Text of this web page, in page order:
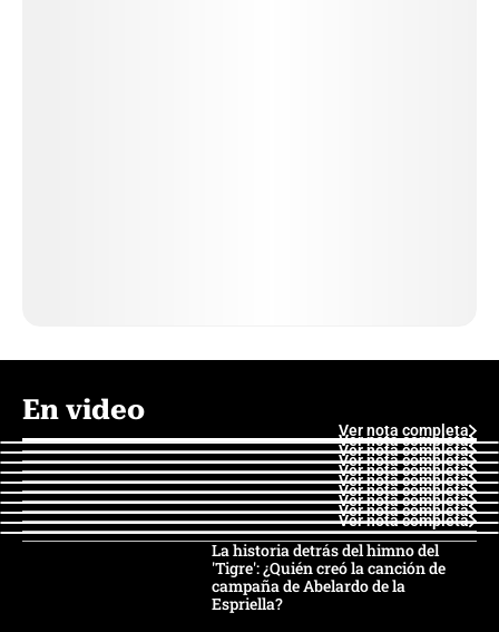
En video
Ver nota completa
Ver nota completa
Ver nota completa
Ver nota completa
Ver nota completa
Ver nota completa
Ver nota completa
Ver nota completa
Ver nota completa
Ver nota completa
La historia detrás del himno del
'Tigre': ¿Quién creó la canción de
campaña de Abelardo de la
Espriella?